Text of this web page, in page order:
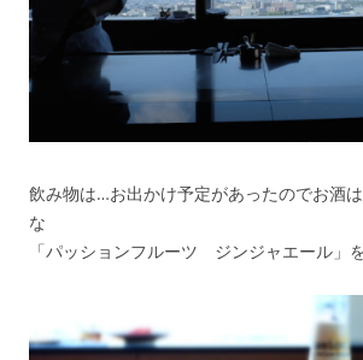
飲み物は…お出かけ予定があったのでお酒
な
「パッションフルーツ ジンジャエール」を